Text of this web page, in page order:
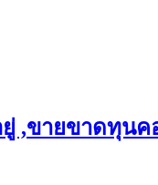
,ขายขาดทุน